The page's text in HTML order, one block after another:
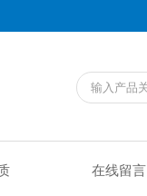
在线留言